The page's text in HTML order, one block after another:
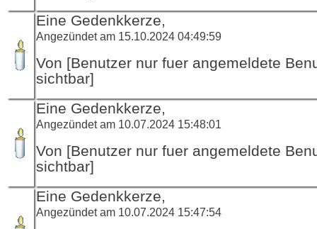
Eine Gedenkkerze,
Angezündet am 15.10.2024 04:49:59
Von [Benutzer nur fuer angemeldete
sichtbar]
Eine Gedenkkerze,
Angezündet am 10.07.2024 15:48:01
Von [Benutzer nur fuer angemeldete
sichtbar]
Eine Gedenkkerze,
Angezündet am 10.07.2024 15:47:54